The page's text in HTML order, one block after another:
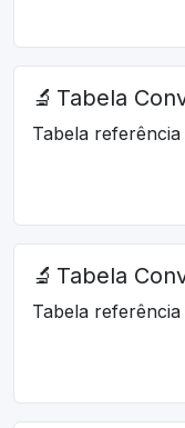
🔬 Tabela
Tabela referência
🔬 Tabela
Tabela